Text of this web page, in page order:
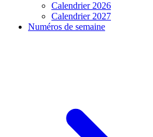
Calendrier 2026
Calendrier 2027
Numéros de semaine